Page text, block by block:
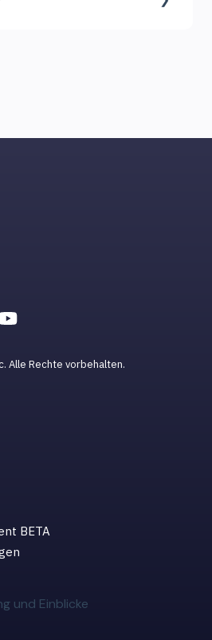
BETA
und Einblicke
Alle Rechte vorbehalten.